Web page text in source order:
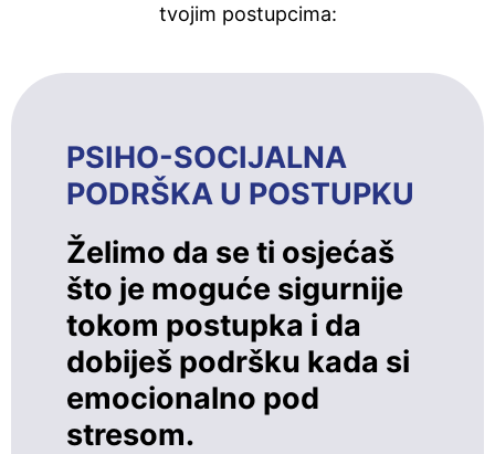
tvojim postupcima:
PSIHO-SOCIJALNA
PODRŠKA U POSTUPKU
Želimo da se ti osjećaš
što je moguće sigurnije
tokom postupka i da
dobiješ podršku kada si
emocionalno pod
stresom.